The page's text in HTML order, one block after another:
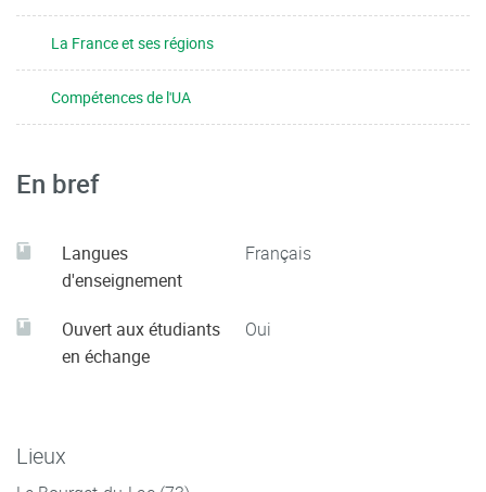
La France et ses régions
Compétences de l'UA
En bref
Langues
d'enseignement
Français
Ouvert aux étudiants
en échange
Oui
Lieux